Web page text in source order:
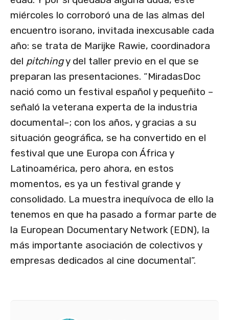
miércoles lo corroboró una de las almas del
encuentro isorano, invitada inexcusable cada
año: se trata de Marijke Rawie, coordinadora
del pitchingy del taller previo en el que se
preparan las presentaciones. “MiradasDoc
nació como un festival español y pequeñito –
señaló la veterana experta de la industria
documental–; con los años, y gracias a su
situación geográfica, se ha convertido en el
festival que une Europa con África y
Latinoamérica, pero ahora, en estos
momentos, es ya un festival grande y
consolidado. La muestra inequívoca de ello la
tenemos en que ha pasado a formar parte de
la European Documentary Network (EDN), la
más importante asociación de colectivos y
empresas dedicados al cine documental”.